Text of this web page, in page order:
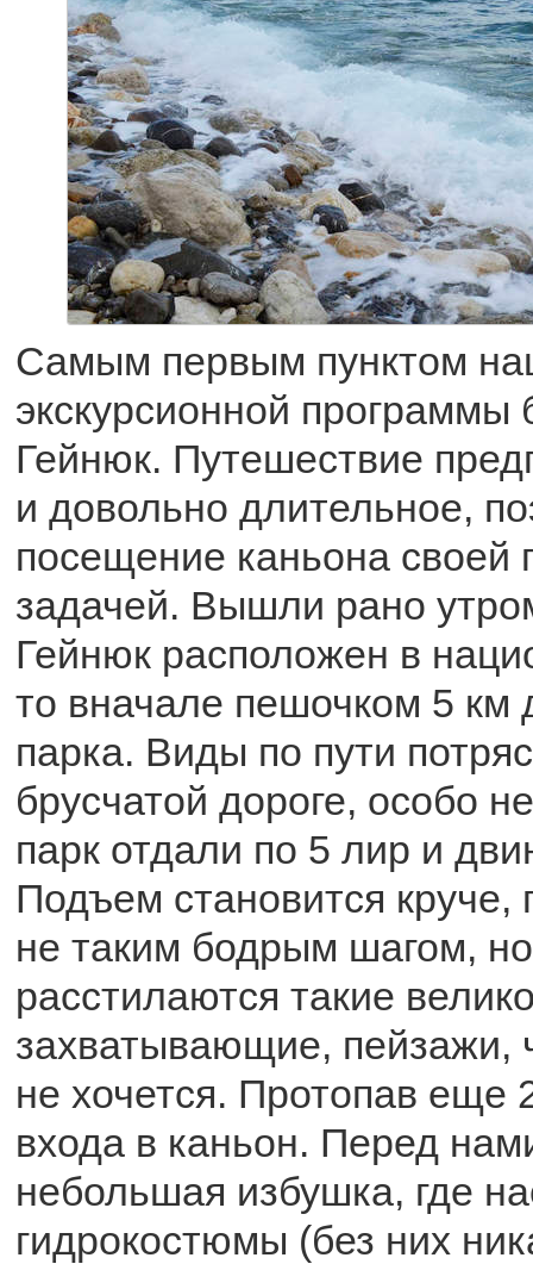
Самым первым пунктом
экскурсионной программы
Гейнюк. Путешествие
и довольно длительное,
посещение каньона своей
задачей. Вышли рано
Гейнюк расположен в
то вначале пешочком 5 км
парка. Виды по пути
брусчатой дороге, особо
парк отдали по 5 лир и
Подъем становится
не таким бодрым шагом, но
расстилаются такие
захватывающие, пейзажи,
не хочется. Протопав еще
входа в каньон. Перед
небольшая избушка, где
гидрокостюмы (без них